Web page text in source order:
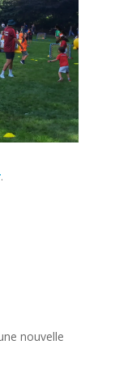
.
nouvelle